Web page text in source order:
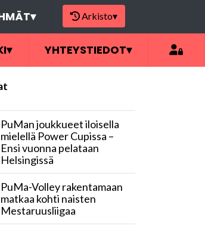
▾ Arkisto▾
▾ YHTEYSTIEDOT▾
PuMan joukkueet iloisella
mielellä Power Cupissa –
Ensi vuonna pelataan
Helsingissä
​PuMa-Volley rakentamaan
matkaa kohti naisten
Mestaruusliigaa